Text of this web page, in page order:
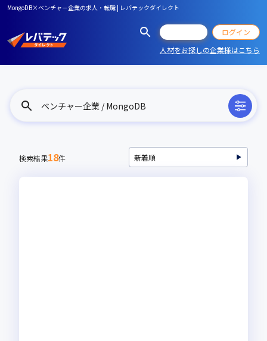
MongoDB×ベンチャー企業の求人・転職 | レバテックダイレクト
ログイン
人材をお探しの企業様はこちら
ベンチャー企業 / MongoDB
検索結果18件